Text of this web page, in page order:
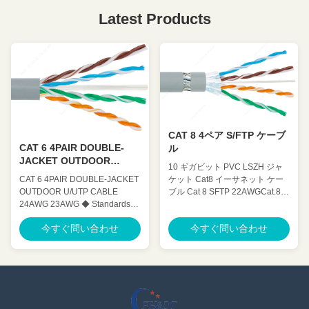
Latest Products
CAT 6 4PAIR DOUBLE-
JACKET OUTDOOR
U/UTP CABLE
CAT 6 4PAIR DOUBLE-JACKET
OUTDOOR U/UTP CABLE
24AWG 23AWG ◆ Standards
UL Subject 444,ANSI/TIA
568.2.D , ISO / IEC 11801, IEC
61156-5 ,YD/T 1019 ◆
BASE-TX 100VG-AnyLAN 1000
今すぐ問い合わせ
CAT 8 4ペア S/FTP ケーブ
ル
10 ギガビット PVC LSZH ジャ
ケット Cat8 イーサネット ケー
ブル Cat 8 SFTP 22AWGCat.8
ンデックス LAN ケーブル ◆規
格 UL サブジェクト 444、
ANSI/TIA 568.2.D、 ISO / IEC
1019 ◆応用 100BASE-
BASE-TX 155MbpsのATM 622
今すぐ問い合わせ